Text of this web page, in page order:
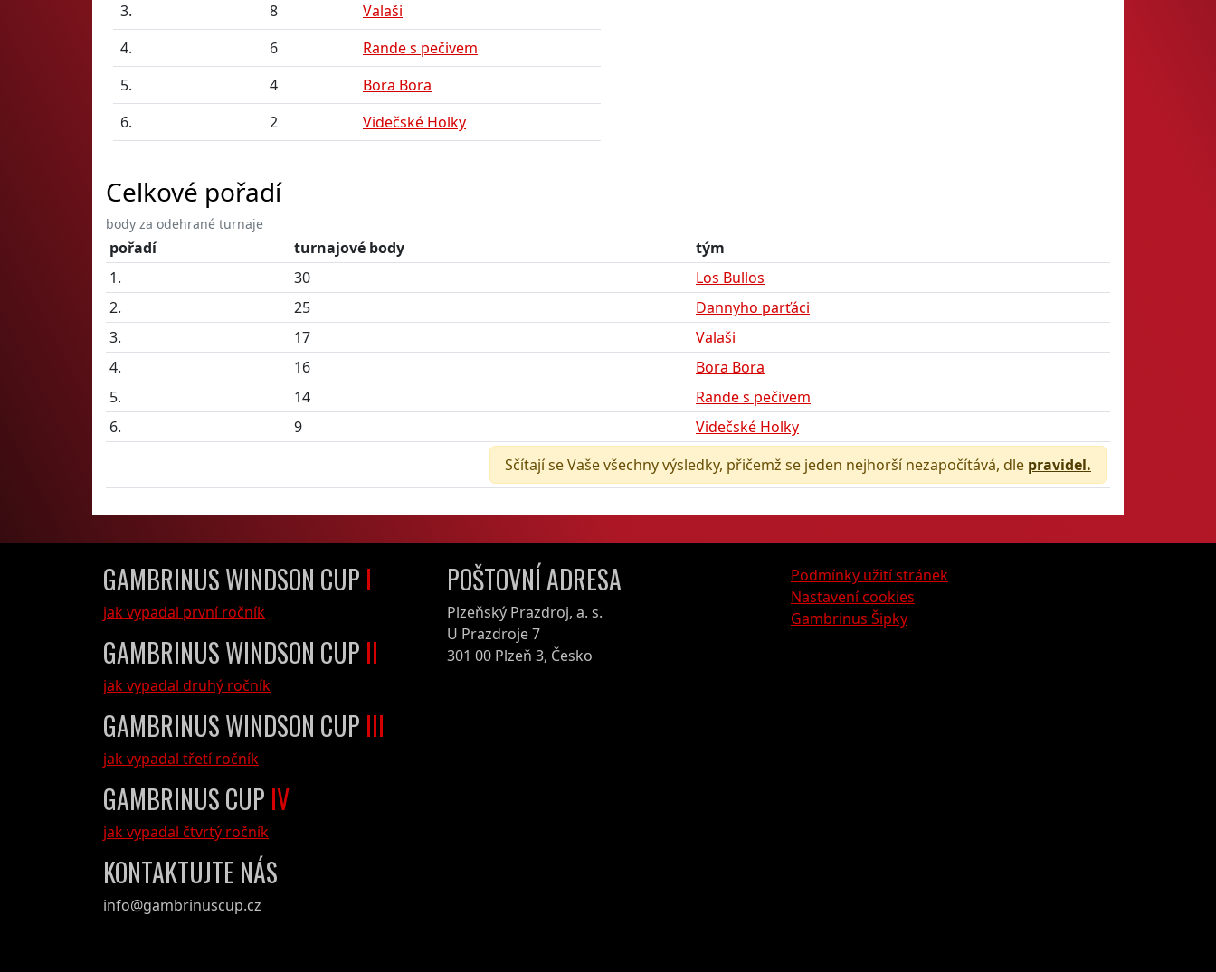
3.
8
Valaši
4.
6
Rande s pečivem
5.
4
Bora Bora
6.
2 Videčské Holky
Celkové pořadí
body za odehrané turnaje
pořadí turnajové body
tým
1.
30
Los Bullos
2.
25
Dannyho parťáci
3.
17
Valaši
4.
16
Bora Bora
5.
14
Rande s pečivem
6.
9
Videčské Holky
Sčítají se Vaše všechny výsledky, přičemž se jeden nejhorší nezapočítává, dle pravidel.
GAMBRINUS WINDSON CUP I
jak vypadal první ročník
GAMBRINUS WINDSON CUP II
jak vypadal druhý ročník
GAMBRINUS WINDSON CUP III
jak vypadal třetí ročník
GAMBRINUS CUP IV
jak vypadal čtvrtý ročník
KONTAKTUJTE NÁS
info@gambrinuscup.cz
POŠTOVNÍ ADRESA
Plzeňský Prazdroj, a. s.
U Prazdroje 7
301 00 Plzeň 3, Česko
Podmínky užití stránek
Nastavení cookies
Gambrinus Šipky